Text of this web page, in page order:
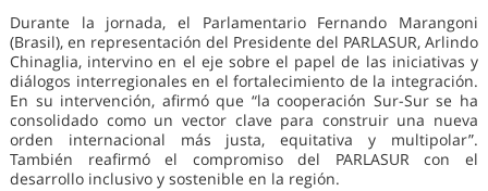
Durante la jornada, el Parlamentario Fernando Marangoni
(Brasil), en representación del Presidente del PARLASUR, Arlindo
Chinaglia, intervino en el eje sobre el papel de las iniciativas y
diálogos interregionales en el fortalecimiento de la integración.
En su intervención, afirmó que “la cooperación Sur-Sur se ha
consolidado como un vector clave para construir una nueva
orden internacional más justa, equitativa y multipolar”.
También reafirmó el compromiso del PARLASUR con el
desarrollo inclusivo y sostenible en la región.